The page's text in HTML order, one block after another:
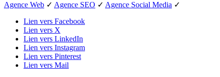
Agence Web ✓ Agence SEO ✓ Agence Social Media ✓
Lien vers Facebook
Lien vers X
Lien vers LinkedIn
Lien vers Instagram
Lien vers Pinterest
Lien vers Mail